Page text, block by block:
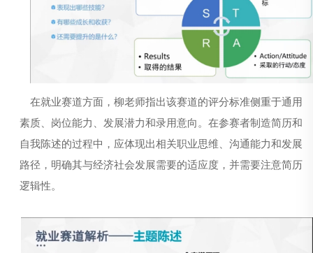
在就业赛道方面，柳老师指出该赛道的评分标准侧重于通用
素质、岗位能力、发展潜力和录用意向。 在参赛者制造简历和
自我陈述的过程中，应体现出相关职业思维
沟通能力和发展
路径 ，明确其与经济社会发展需要的适应度， 并需要注意简历
逻辑性。